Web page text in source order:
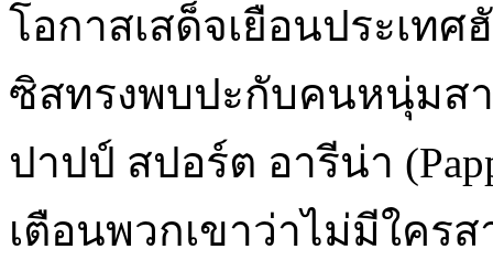
โอกาสเสด็จเยือนประเท
ซิสทรงพบปะกับคนหนุ่มส
ปาปป์ สปอร์ต อารีน่า
เตือนพวกเขาว่าไม่มีใคร